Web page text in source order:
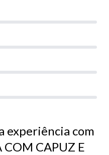
experiência com
COM CAPUZ E